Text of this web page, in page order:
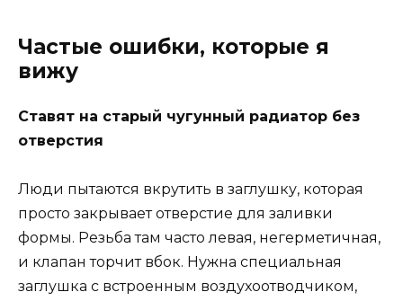
Частые ошибки, которые я
вижу
Ставят на старый чугунный радиатор без
отверстия
Люди пытаются вкрутить в заглушку, которая
просто закрывает отверстие для заливки
формы. Резьба там часто левая, негерметичная,
и клапан торчит вбок. Нужна специальная
заглушка с встроенным воздухоотводчиком,